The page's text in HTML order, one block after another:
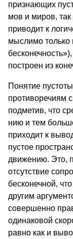
признающих
мов и миров, так
приводит к
мыслимо только
построен из
Понятие
противоречиям
подметив, что
нию и тем
приходит к
пустое
движению. Это,
отсутствие
беско­нечной,
другим
совершен­но
одинаковой
равно как и